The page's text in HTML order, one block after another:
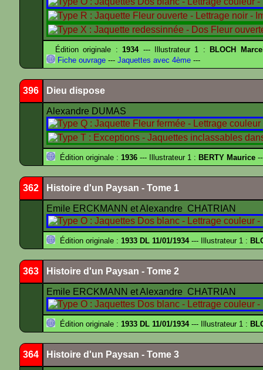
Édition originale :1934--- Illustrateur 1 :
BLOCH
Fiche ouvrage --- Jaquettes avec 4ème ---
396 Dieu dispose
Alexandre DUMAS
Édition originale : 1936 --- Illustrateur 1 : BERTY Maurice
362 Histoire d'un Paysan - Tome 1
Emile ERCKMANN et Alexandre CHATRIAN
Édition originale : 1933 DL 11/01/1934--- Illustrateur 1 :
363 Histoire d'un Paysan - Tome 2
Emile ERCKMANN et Alexandre CHATRIAN
Édition originale : 1933 DL 11/01/1934--- Illustrateur 1 :
364 Histoire d'un Paysan - Tome 3